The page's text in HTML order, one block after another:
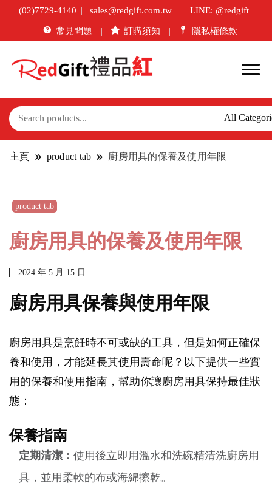
(02)7729-4140 sales@redgift.com.tw LINE: @redgift
常見問題 訂購須知 隱私權條款
主頁 product tab 廚房用具的保養及使用年限
product tab
廚房用具的保養及使用年限
2024 年 5 月 15 日
廚房用具保養與使用年限
廚房用具是烹飪時不可或缺的工具，但是如何正確保
養和使用，才能延長其使用壽命呢？以下提供一些實
用的保養和使用指南，幫助你讓廚房用具保持最佳狀
態：
保養指南
定期清潔： 使用後立即用溫水和洗碗精清洗廚房用
具，並用柔軟的布或海綿擦乾。